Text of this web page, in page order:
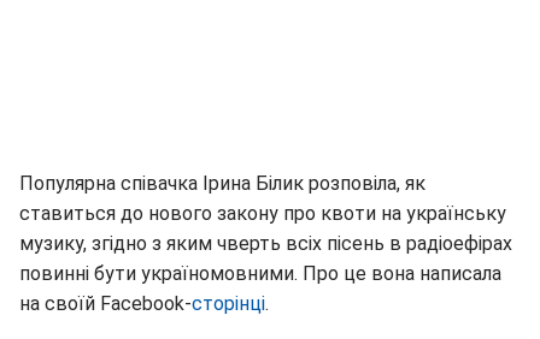
Популярна співачка Ірина Білик розповіла, як
ставиться до нового закону про квоти на українську
музику, згідно з яким чверть всіх пісень в радіоефірах
повинні бути україномовними. Про це вона написала
на своїй Facebook-сторінці.